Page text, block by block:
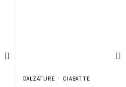
CALZATURE CIABATTE